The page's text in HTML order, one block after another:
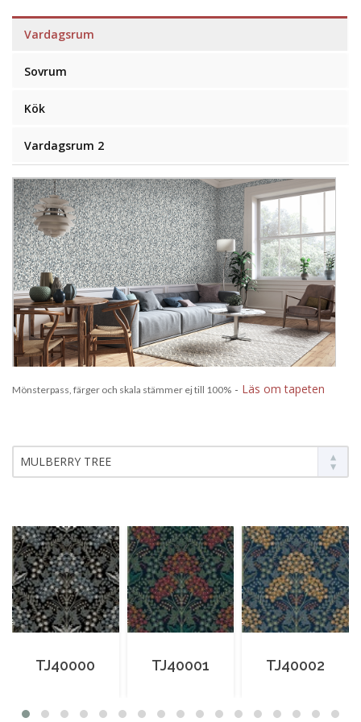
Vardagsrum
Sovrum
Kök
Vardagsrum 2
Mönsterpass, färger och skala stämmer ej till 100% - Läs om tapeten
MULBERRY TREE
TJ40000 TJ40001 TJ40002